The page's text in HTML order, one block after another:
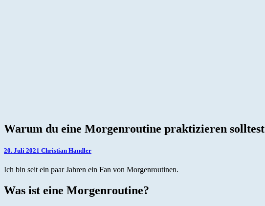
Warum
du
Morgenroutine
solltest
Warum du eine Morgenroutine praktizieren solltest
20. Juli 2021 Christian Handler
Ich bin seit ein paar Jahren ein Fan von Morgenroutinen.
Was ist eine Morgenroutine?